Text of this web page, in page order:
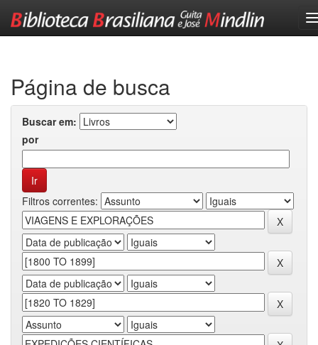
Página de busca
Buscar em:
por
Filtros correntes: